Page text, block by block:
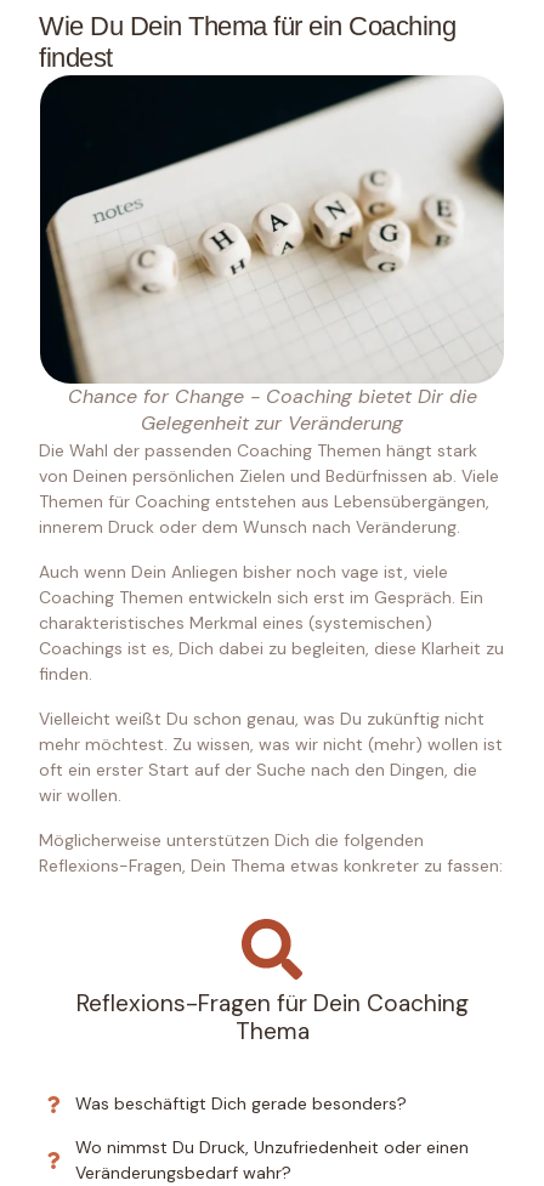
Wie Du Dein Thema für ein Coaching
findest
Chance for Change - Coaching bietet Dir die
Gelegenheit zur Veränderung
Die Wahl der passenden Coaching Themen hängt stark
von Deinen persönlichen Zielen und Bedürfnissen ab. Viele
Themen für Coaching entstehen aus Lebensübergängen,
innerem Druck oder dem Wunsch nach Veränderung.
Auch wenn Dein Anliegen bisher noch vage ist, viele
Coaching Themen entwickeln sich erst im Gespräch. Ein
charakteristisches Merkmal eines (systemischen)
Coachings ist es, Dich dabei zu begleiten, diese Klarheit zu
finden.
Vielleicht weißt Du schon genau, was Du zukünftig nicht
mehr möchtest. Zu wissen, was wir nicht (mehr) wollen ist
oft ein erster Start auf der Suche nach den Dingen, die
wir wollen.
Möglicherweise unterstützen Dich die folgenden
Reflexions-Fragen, Dein Thema etwas konkreter zu fassen:
Reflexions-Fragen für Dein Coaching
Thema
Was beschäftigt Dich gerade besonders?
Wo nimmst Du Druck, Unzufriedenheit oder einen
Veränderungsbedarf wahr?